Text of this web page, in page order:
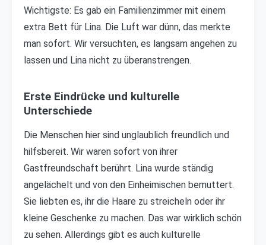
Wichtigste: Es gab ein Familienzimmer mit einem
extra Bett für Lina. Die Luft war dünn, das merkte
man sofort. Wir versuchten, es langsam angehen zu
lassen und Lina nicht zu überanstrengen.
Erste Eindrücke und kulturelle
Unterschiede
Die Menschen hier sind unglaublich freundlich und
hilfsbereit. Wir waren sofort von ihrer
Gastfreundschaft berührt. Lina wurde ständig
angelächelt und von den Einheimischen bemuttert.
Sie liebten es, ihr die Haare zu streicheln oder ihr
kleine Geschenke zu machen. Das war wirklich schön
zu sehen. Allerdings gibt es auch kulturelle